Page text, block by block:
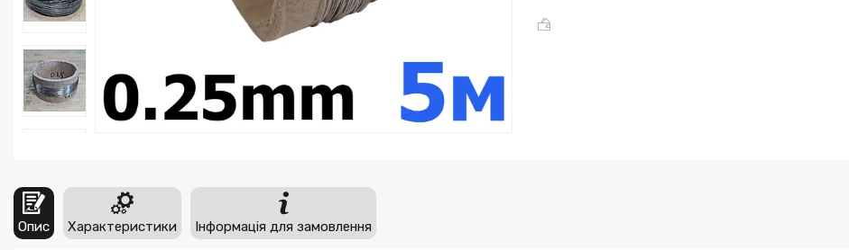
Опис Характеристики Інформація для замовлення